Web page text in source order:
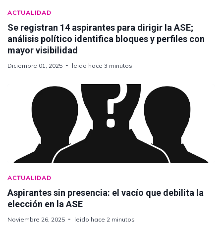
ACTUALIDAD
Se registran 14 aspirantes para dirigir la ASE;
análisis político identifica bloques y perfiles con
mayor visibilidad
Diciembre 01, 2025 leido hace 3 minutos
ACTUALIDAD
Aspirantes sin presencia: el vacío que debilita la
elección en la ASE
Noviembre 26, 2025 leido hace 2 minutos